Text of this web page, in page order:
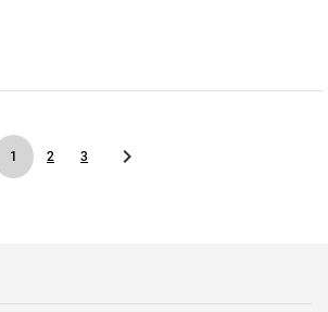
1 2 3